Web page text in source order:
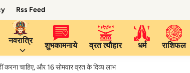
Rss Feed
नवरात्रि
शुभकामनाये व्रत त्यौहार धर्म राशिफल
करना चाहिए, और 16 सोमवार व्रत के दिव्य लाभ